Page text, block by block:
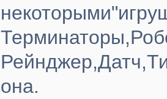
она.